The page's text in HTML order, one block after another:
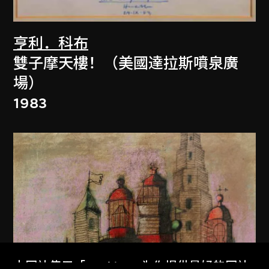
亨利．科布
雙子摩天樓！（美國達拉斯噴泉廣
場）
1983
本网站使用「Cookies」为你提供最好的网站